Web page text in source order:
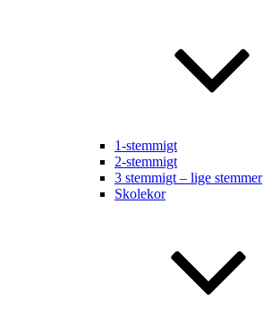
1-stemmigt
2-stemmigt
3 stemmigt – lige stemmer
Skolekor